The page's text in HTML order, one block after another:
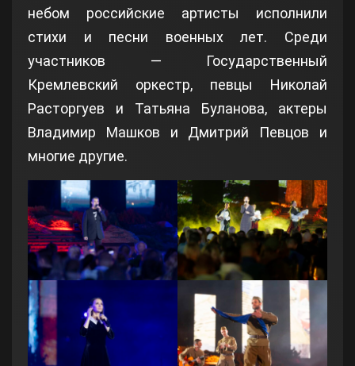
небом российские артисты исполнили
стихи и песни военных лет. Среди
участников — Государственный
Кремлевский оркестр, певцы Николай
Расторгуев и Татьяна Буланова, актеры
Владимир Машков и Дмитрий Певцов и
многие другие.